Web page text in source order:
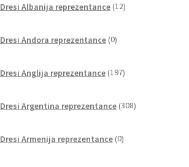
Dresi Albanija reprezentance 12izdelkov
Dresi Andora reprezentance 0izdelkov
Dresi Anglija reprezentance 197izdelkov
Dresi Argentina reprezentance 308izdelkov
Dresi Armenija reprezentance 0izdelkov